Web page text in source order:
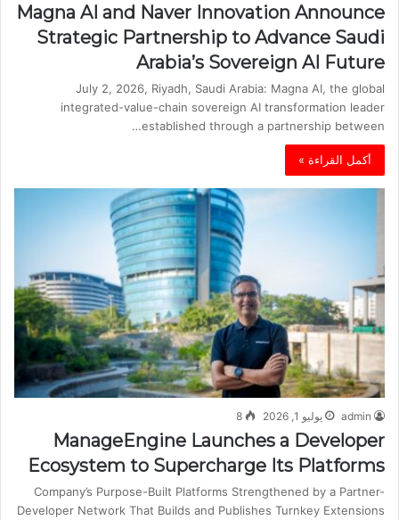
Magna AI and Naver Innovation Announce
Strategic Partnership to Advance Saudi
Arabia’s Sovereign AI Future
July 2, 2026, Riyadh, Saudi Arabia: Magna AI, the global
integrated-value-chain sovereign AI transformation leader
established through a partnership between…
أكمل القراءة »
admin يوليو 1, 2026 8
ManageEngine Launches a Developer
Ecosystem to Supercharge Its Platforms
Company’s Purpose-Built Platforms Strengthened by a Partner-
Developer Network That Builds and Publishes Turnkey Extensions